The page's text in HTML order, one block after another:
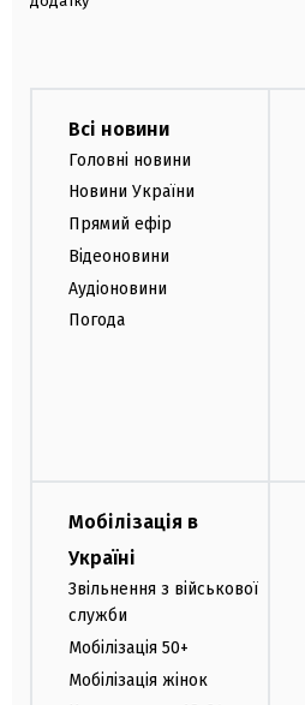
Всі новини
Головні новини
Новини України
Прямий ефір
Відеоновини
Аудіоновини
Погода
Мобілізація в
Україні
Звільнення з військової
служби
Мобілізація 50+
Мобілізація жінок